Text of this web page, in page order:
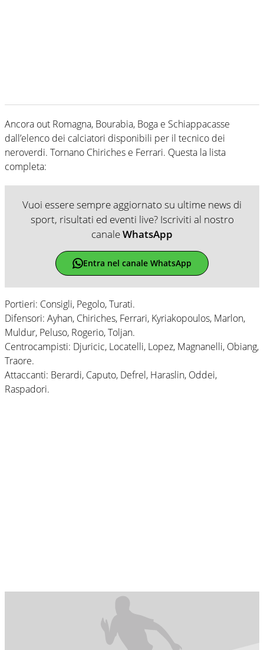
Ancora out Romagna, Bourabia, Boga e Schiappacasse
dall’elenco dei calciatori disponibili per il tecnico dei
neroverdi. Tornano Chiriches e Ferrari. Questa la lista
completa:
Vuoi essere sempre aggiornato su ultime news di
sport, risultati ed eventi live? Iscriviti al nostro
canaleWhatsApp
Entra nel canale WhatsApp
Portieri: Consigli, Pegolo, Turati.
Difensori: Ayhan, Chiriches, Ferrari, Kyriakopoulos, Marlon,
Muldur, Peluso, Rogerio, Toljan.
Centrocampisti: Djuricic, Locatelli, Lopez, Magnanelli, Obiang,
Traore.
Attaccanti: Berardi, Caputo, Defrel, Haraslin, Oddei,
Raspadori.